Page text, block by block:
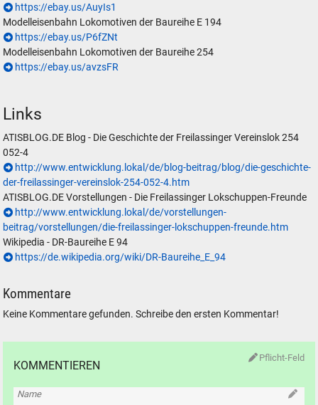
https://ebay.us/AuyIs1
Modelleisenbahn Lokomotiven der Baureihe E 194
https://ebay.us/P6fZNt
Modelleisenbahn Lokomotiven der Baureihe 254
https://ebay.us/avzsFR
Links
ATISBLOG.DE Blog - Die Geschichte der Freilassinger Vereinslok 254
052-4
http://www.entwicklung.lokal/de/blog-beitrag/blog/die-geschichte-
der-freilassinger-vereinslok-254-052-4.htm
ATISBLOG.DE Vorstellungen - Die Freilassinger Lokschuppen-Freunde
http://www.entwicklung.lokal/de/vorstellungen-
beitrag/vorstellungen/die-freilassinger-lokschuppen-freunde.htm
Wikipedia - DR-Baureihe E 94
https://de.wikipedia.org/wiki/DR-Baureihe_E_94
Kommentare
Keine Kommentare gefunden. Schreibe den ersten Kommentar!
Pflicht-Feld
KOMMENTIEREN
Name